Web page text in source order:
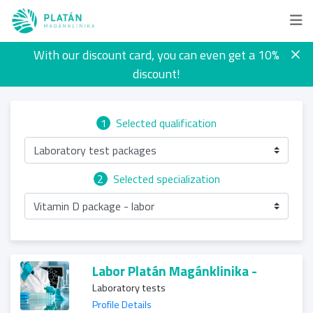
With our discount card, you can even get a 10%
discount!
1 Selected qualification
Laboratory test packages
2
Selected specialization
Vitamin D package - labor
Labor Platán Magánklinika -
Laboratory tests
Profile Details